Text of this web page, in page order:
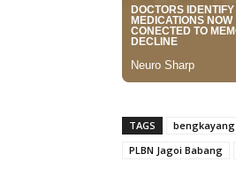
TAGS bengkayang
PLBN Jagoi Babang